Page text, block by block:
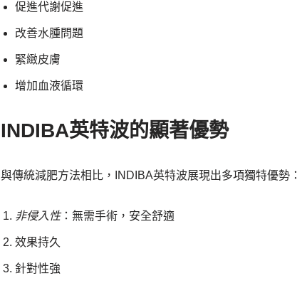
促進代謝促進
改善水腫問題
緊緻皮膚
增加血液循環
INDIBA英特波的顯著優勢
與傳統減肥方法相比，INDIBA英特波展現出多項獨特優勢：
非侵入性：無需手術，安全舒適
效果持久
針對性強